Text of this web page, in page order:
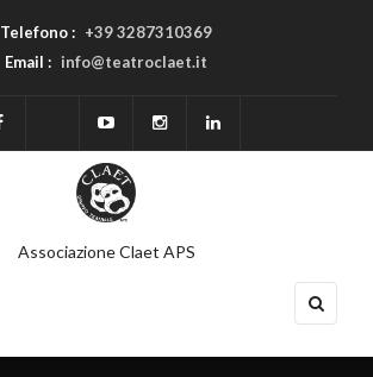
Telefono : +39 3287310369
Email : info@teatroclaet.it
Associazione Claet APS